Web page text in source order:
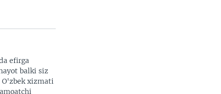
efirga
balki siz
xizmati